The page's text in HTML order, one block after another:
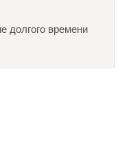
долгого времени